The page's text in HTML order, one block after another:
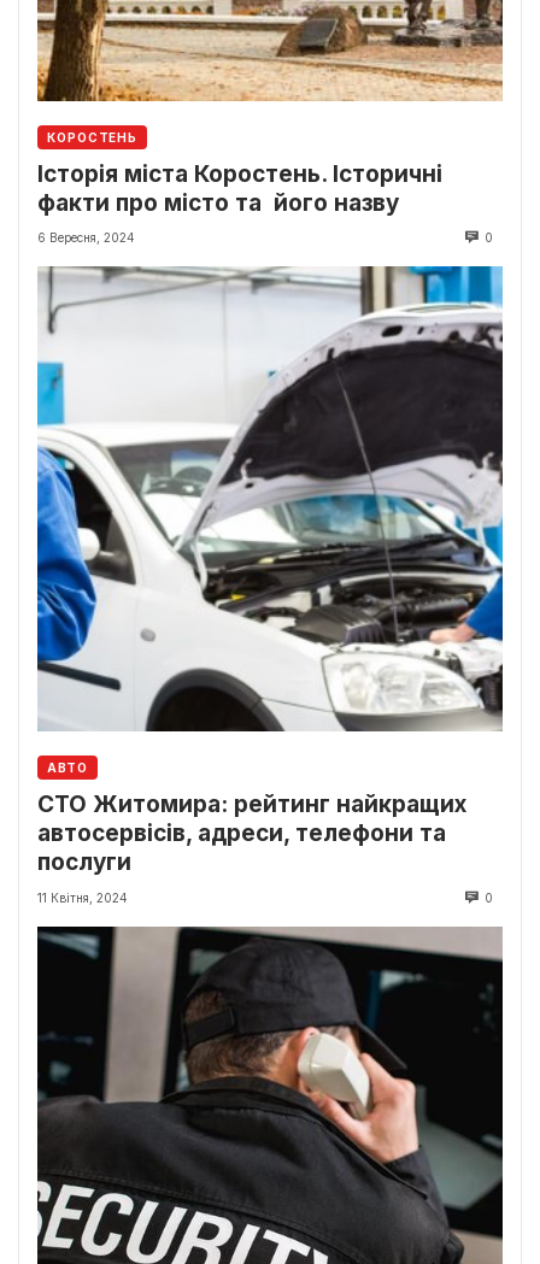
КОРОСТЕНЬ
Історія міста Коростень. Історичні
факти про місто та його назву
6 Вересня, 2024 0
АВТО
СТО Житомира: рейтинг найкращих
автосервісів, адреси, телефони та
послуги
11 Квітня, 2024 0